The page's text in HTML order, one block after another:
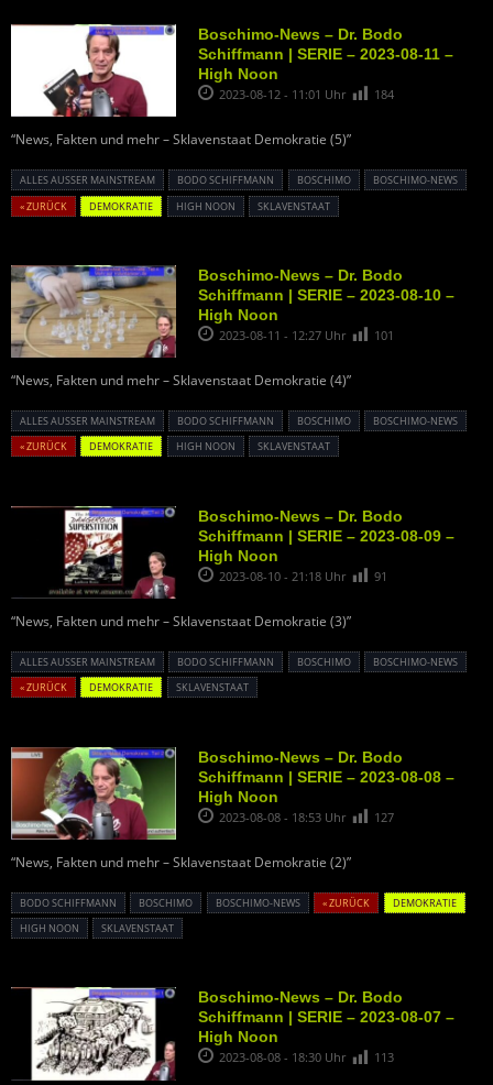
Boschimo-News – Dr. Bodo
Schiffmann | SERIE – 2023-08-11 –
High Noon
2023-08-12 - 11:01 Uhr 184
“News, Fakten und mehr – Sklavenstaat Demokratie (5)”
ALLES AUSSER MAINSTREAM BODO SCHIFFMANN BOSCHIMO
BOSCHIMO-NEWS
« ZURÜCK
DEMOKRATIE HIGH NOON SKLAVENSTAAT
Boschimo-News – Dr. Bodo
Schiffmann | SERIE – 2023-08-10 –
High Noon
2023-08-11 - 12:27 Uhr 101
“News, Fakten und mehr – Sklavenstaat Demokratie (4)”
ALLES AUSSER MAINSTREAM BODO SCHIFFMANN BOSCHIMO
BOSCHIMO-NEWS
« ZURÜCK
DEMOKRATIE HIGH NOON SKLAVENSTAAT
Boschimo-News – Dr. Bodo
Schiffmann | SERIE – 2023-08-09 –
High Noon
2023-08-10 - 21:18 Uhr 91
“News, Fakten und mehr – Sklavenstaat Demokratie (3)”
ALLES AUSSER MAINSTREAM BODO SCHIFFMANN BOSCHIMO
BOSCHIMO-NEWS
« ZURÜCK
DEMOKRATIE SKLAVENSTAAT
Boschimo-News – Dr. Bodo
Schiffmann | SERIE – 2023-08-08 –
High Noon
2023-08-08 - 18:53 Uhr 127
“News, Fakten und mehr – Sklavenstaat Demokratie (2)”
BODO SCHIFFMANN BOSCHIMO BOSCHIMO-NEWS « ZURÜCK
DEMOKRATIE
HIGH NOON
SKLAVENSTAAT
Boschimo-News – Dr. Bodo
Schiffmann | SERIE – 2023-08-07 –
High Noon
2023-08-08 - 18:30 Uhr 113